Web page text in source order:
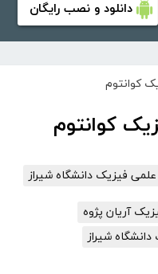
دانلود و نصب رایگان
کوانتوم
کوانتوم
فیزیک دانشگاه شیراز
آریان پژوه
شیراز